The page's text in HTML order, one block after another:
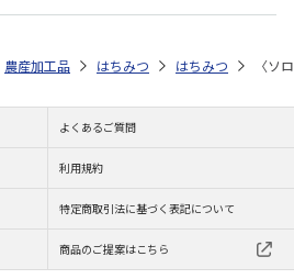
農産加工品 はちみつ はちみつ 〈ソ
よくあるご質問
利用規約
特定商取引法に基づく表記について
商品のご提案はこちら